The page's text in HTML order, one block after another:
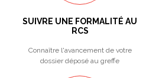
SUIVRE UNE FORMALITÉ AU
RCS
Connaître l'avancement de votre
dossier déposé au greffe